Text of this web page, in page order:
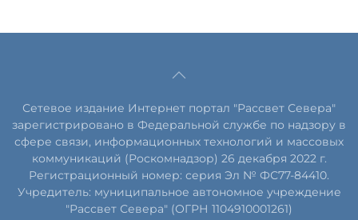
Сетевое издание Интернет портал "Рассвет Севера"
зарегистрировано в Федеральной службе по надзору в
сфере связи, информационных технологий и массовых
коммуникаций (Роскомнадзор) 26 декабря 2022 г.
Регистрационный номер: серия Эл № ФС77-84410.
Учредитель: муниципальное автономное учреждение
"Рассвет Севера" (ОГРН 1104910001261)